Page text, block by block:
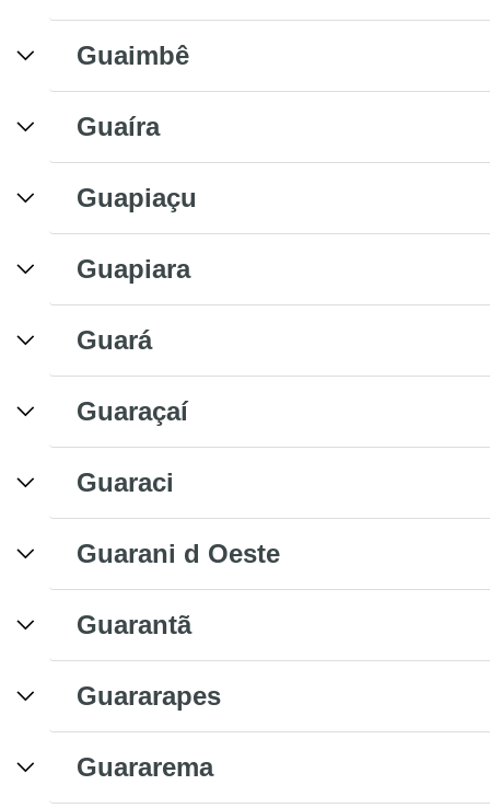
Guaimbê
Guaíra
Guapiaçu
Guapiara
Guará
Guaraçaí
Guaraci
Guarani d Oeste
Guarantã
Guararapes
Guararema